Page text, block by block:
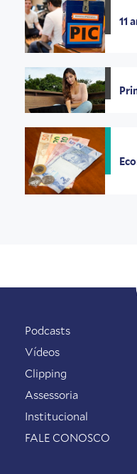
11
Podcasts
Vídeos
Clipping
Assessoria
Institucional
FALE CONOSCO